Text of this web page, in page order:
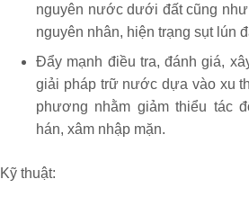
nguyên nước dưới đất cũng
nguyên nhân, hiện trạng sụt lún
Đẩy mạnh điều tra, đánh giá,
giải pháp trữ nước dựa vào xu
phương nhằm giảm thiểu tác
hán, xâm nhập mặn.
Kỹ thuật: